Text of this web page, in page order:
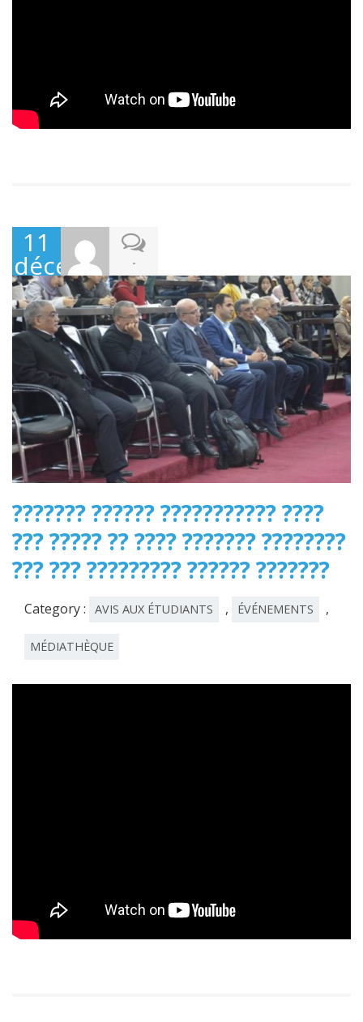
11
décembre
2022
-
??????? ?????? ??????????? ????
??? ????? ?? ???? ??????? ????????
??? ??? ????????? ?????? ???????
Category : AVIS AUX ÉTUDIANTS , ÉVÉNEMENTS ,
MÉDIATHÈQUE